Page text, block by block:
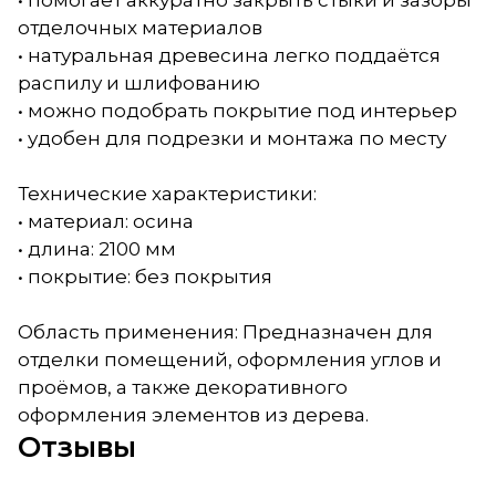
отделочных материалов
• натуральная древесина легко поддаётся
распилу и шлифованию
• можно подобрать покрытие под интерьер
• удобен для подрезки и монтажа по месту
Технические характеристики:
• материал: осина
• длина: 2100 мм
• покрытие: без покрытия
Область применения: Предназначен для
отделки помещений, оформления углов и
проёмов, а также декоративного
оформления элементов из дерева.
Отзывы